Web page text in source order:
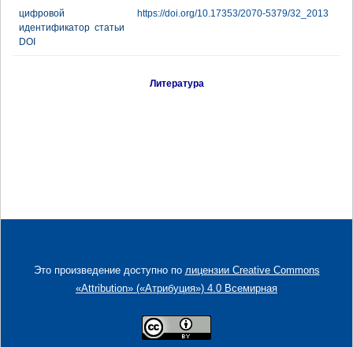
цифровой
идентификатор статьи
DOI
https://doi.org/10.17353/2070-5379/32_2013
Литература
Это произведение доступно по лицензии Creative Commons
«Attribution» («Атрибуция») 4.0 Всемирная